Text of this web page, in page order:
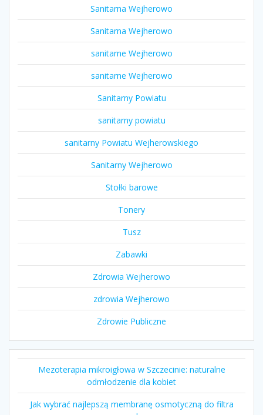
Sanitarna Wejherowo
Sanitarna Wejherowo
sanitarne Wejherowo
sanitarne Wejherowo
Sanitarny Powiatu
sanitarny powiatu
sanitarny Powiatu Wejherowskiego
Sanitarny Wejherowo
Stołki barowe
Tonery
Tusz
Zabawki
Zdrowia Wejherowo
zdrowia Wejherowo
Zdrowie Publiczne
Mezoterapia mikroigłowa w Szczecinie: naturalne
odmłodzenie dla kobiet
Jak wybrać najlepszą membranę osmotyczną do filtra